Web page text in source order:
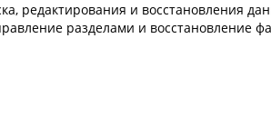
редактирования и восстановления
разделами и восстановление